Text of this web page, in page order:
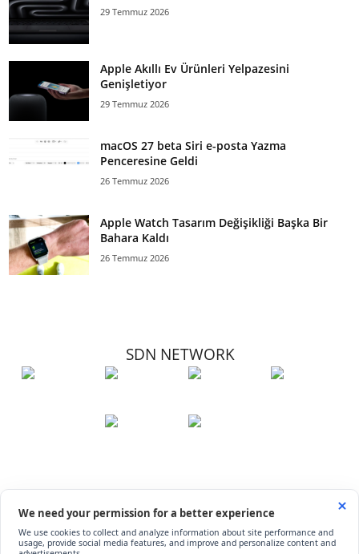
29 Temmuz 2026
Apple Akıllı Ev Ürünleri Yelpazesini
Genişletiyor
29 Temmuz 2026
macOS 27 beta Siri e-posta Yazma
Penceresine Geldi
26 Temmuz 2026
Apple Watch Tasarım Değişikliği Başka Bir
Bahara Kaldı
26 Temmuz 2026
SDN NETWORK